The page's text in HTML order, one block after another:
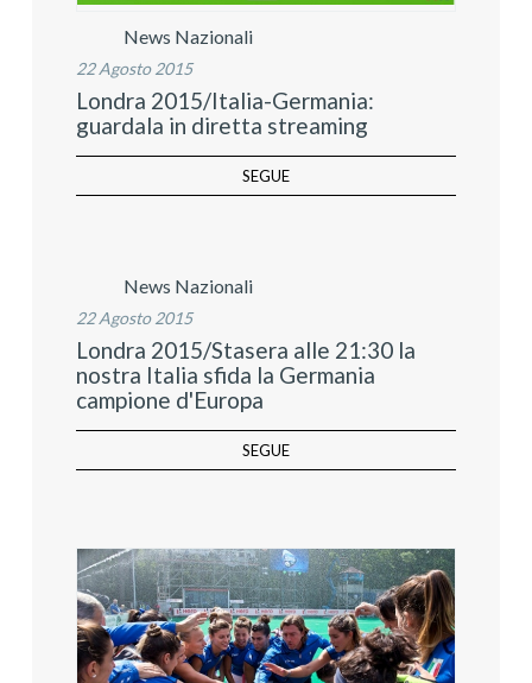
News Nazionali
22 Agosto 2015
Londra 2015/Italia-Germania:
guardala in diretta streaming
SEGUE
News Nazionali
22 Agosto 2015
Londra 2015/Stasera alle 21:30 la
nostra Italia sfida la Germania
campione d'Europa
SEGUE